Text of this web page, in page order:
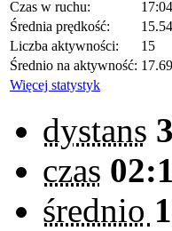
Czas w ruchu:
17:04
Średnia prędkość:
Liczba aktywności:
15
Średnio na aktywność:
Więcej statystyk
dystans
czas
średnio